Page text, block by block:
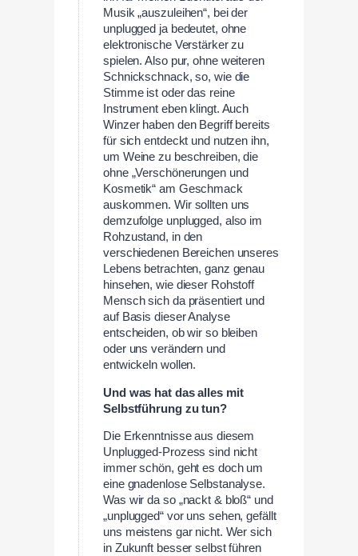
Musik „auszuleihen“, bei der
unplugged ja bedeutet, ohne
elektronische Verstärker zu
spielen. Also pur, ohne weiteren
Schnickschnack, so, wie die
Stimme ist oder das reine
Instrument eben klingt. Auch
Winzer haben den Begriff bereits
für sich entdeckt und nutzen ihn,
um Weine zu beschreiben, die
ohne „Verschönerungen und
Kosmetik“ am Geschmack
auskommen. Wir sollten uns
demzufolge unplugged, also im
Rohzustand, in den
verschiedenen Bereichen unseres
Lebens betrachten, ganz genau
hinsehen, wie dieser Rohstoff
Mensch sich da präsentiert und
auf Basis dieser Analyse
entscheiden, ob wir so bleiben
oder uns verändern und
entwickeln wollen.
Und was hat das alles mit
Selbstführung zu tun?
Die Erkenntnisse aus diesem
Unplugged-Prozess sind nicht
immer schön, geht es doch um
eine gnadenlose Selbstanalyse.
Was wir da so „nackt & bloß“ und
„unplugged“ vor uns sehen, gefällt
uns meistens gar nicht. Wer sich
in Zukunft besser selbst führen